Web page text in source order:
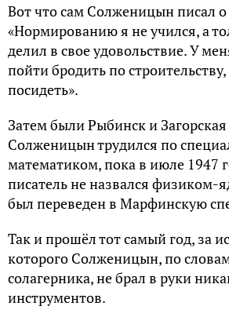
Вот что сам Солженицын писал о
«Нормированию я не учился, а
делил в свое удовольствие. У
пойти бродить по
посидеть».
Затем были Рыбинск и
Солженицын трудился по
математиком, пока в июле 1947
писатель не назвался физиком-
был переведен в Марфинскую
Так и прошёл тот самый год, за
которого Солженицын, по
солагерника, не брал в руки
инструментов.